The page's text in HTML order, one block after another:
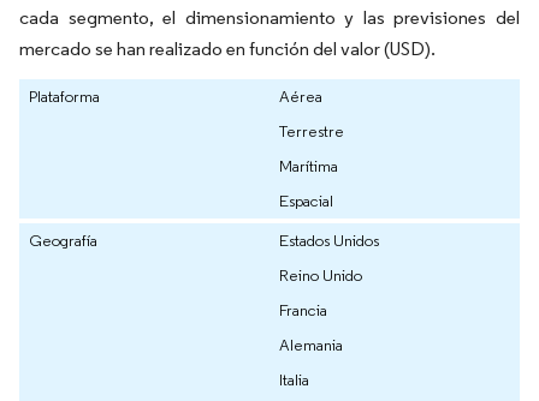
cada segmento, el dimensionamiento y las previsiones del
mercado se han realizado en función del valor (USD).
Plataforma
Aérea
Terrestre
Marítima
Espacial
Geografía
Estados Unidos
Reino Unido
Francia
Alemania
Italia